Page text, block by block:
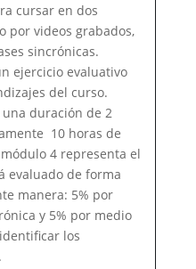
cursar en dos
por videos grabados,
sincrónicas.
ejercicio evaluativo
del curso.
duración de 2
10 horas de
módulo 4 representa el
evaluado de forma
manera: 5% por
y 5% por medio
los